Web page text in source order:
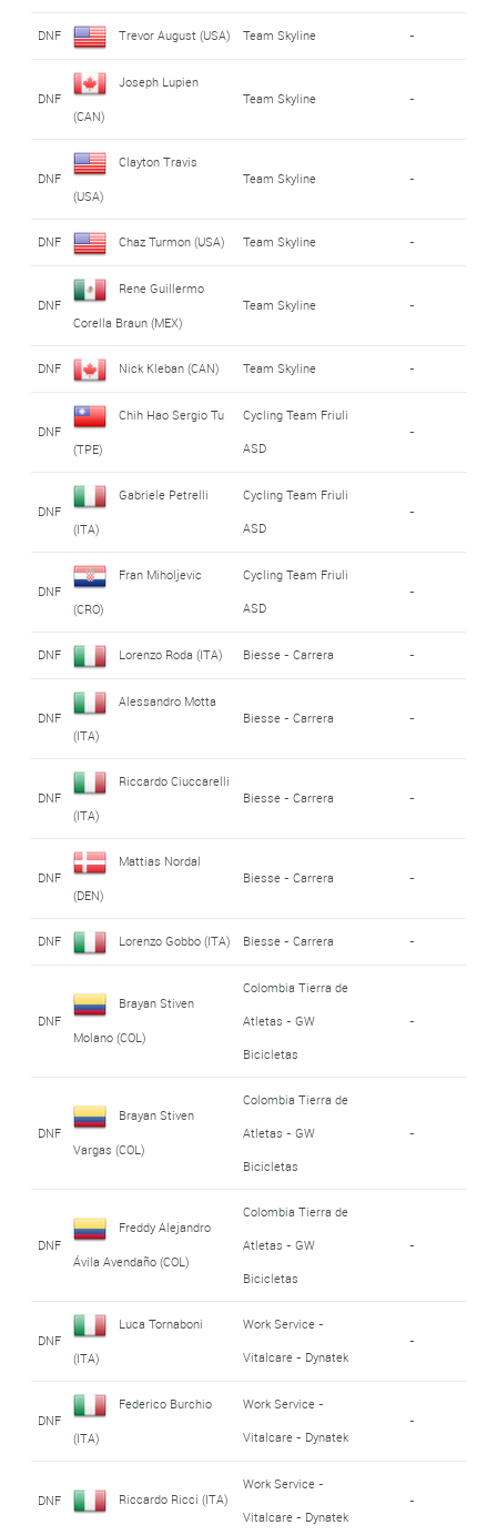
DNF Trevor August (USA) Team Skyline -
DNF
Joseph Lupien
(CAN)
Team Skyline -
DNF
Clayton Travis
(USA)
Team Skyline -
DNF Chaz Turmon (USA) Team Skyline -
DNF
Rene Guillermo
Corella Braun (MEX)
Team Skyline -
DNF Nick Kleban (CAN) Team Skyline -
DNF
Chih Hao Sergio Tu
(TPE)
Cycling Team Friuli
ASD
-
DNF
Gabriele Petrelli
(ITA)
Cycling Team Friuli
ASD
-
DNF
Fran Miholjevic
(CRO)
Cycling Team Friuli
ASD
-
DNF Lorenzo Roda (ITA) Biesse - Carrera -
DNF
Alessandro Motta
(ITA)
Biesse - Carrera -
DNF
Riccardo Ciuccarelli
(ITA)
Biesse - Carrera -
DNF
Mattias Nordal
(DEN)
Biesse - Carrera -
DNF Lorenzo Gobbo (ITA) Biesse - Carrera -
DNF
Brayan Stiven
Molano (COL)
Colombia Tierra de
Atletas - GW
Bicicletas
-
DNF
Brayan Stiven
Vargas (COL)
Colombia Tierra de
Atletas - GW
Bicicletas
-
DNF
Freddy Alejandro
Ávila Avendaño (COL)
Colombia Tierra de
Atletas - GW
Bicicletas
-
DNF
Luca Tornaboni
(ITA)
Work Service -
Vitalcare - Dynatek
-
DNF
Federico Burchio
(ITA)
Work Service -
Vitalcare - Dynatek
-
DNF Riccardo Ricci (ITA)
Work Service -
Vitalcare - Dynatek
-